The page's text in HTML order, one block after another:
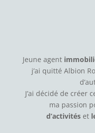
Jeune agent
j’ai quitté Albion
J’ai décidé de créer
ma passion
d’activitéset